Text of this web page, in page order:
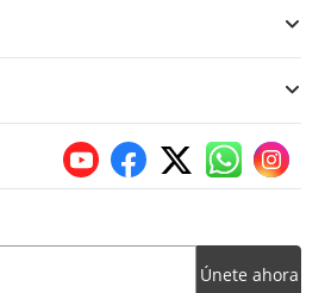
Únete ahora